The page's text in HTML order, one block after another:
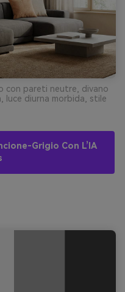
con pareti neutre, divano
luce diurna morbida, stile
Grigio Con L’IA